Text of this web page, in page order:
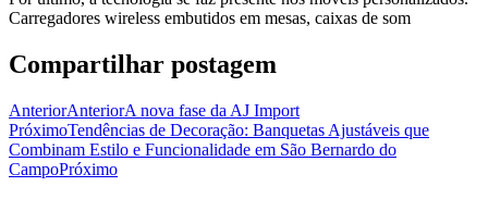
Carregadores wireless embutidos em mesas, caixas de som
Compartilhar postagem
AnteriorAnteriorA nova fase da AJ Import
PróximoTendências de Decoração: Banquetas Ajustáveis que
Combinam Estilo e Funcionalidade em São Bernardo do
CampoPróximo